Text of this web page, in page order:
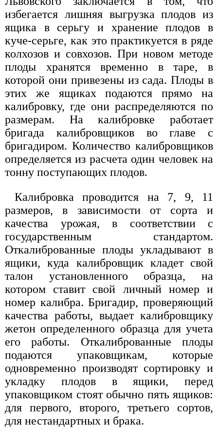
избегается лишняя выгрузка плодов из
ящика в серьгу и хранение плодов в
куче-серьге, как это практикуется в ряде
колхозов и совхозов. При новом методе
плоды хранятся временно в таре, в
которой они привезены из сада. Плоды в
этих же ящиках подаются прямо на
калибровку, где они распределяются по
размерам. На калибровке работает
бригада калибровщиков во главе с
бригадиром. Количество калибровщиков
определяется из расчета один человек на
тонну поступающих плодов.
Калибровка проводится на 7, 9, 11
размеров, в зависимости от сорта и
качества урожая, в соответствии с
государственным стандартом.
Откалиброванные плоды укладывают в
ящики, куда калибровщик кладет свой
талон установленного образца, на
котором ставит свой личный номер и
номер калибра. Бригадир, проверяющий
качества работы, выдает калибровщику
жетон определенного образца для учета
его работы. Откалиброванные плоды
подаются упаковщикам, которые
одновременно производят сортировку и
укладку плодов в ящики, перед
упаковщиком стоят обычно пять ящиков:
для первого, второго, третьего сортов,
для нестандартных и брака.